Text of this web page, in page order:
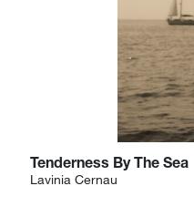
Tenderness By The Sea
Lavinia Cernau